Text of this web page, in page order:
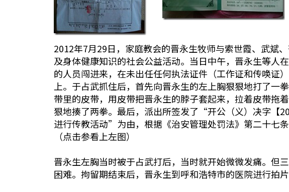
2012年7月29日，家庭教会的晋永生牧师与索世霞、武斌
及身体健康知识的社会公益活动。当日中午，晋永生等人
的人员闯进来，在未出任任何执法证件（工作证和传唤证
上。于占武抓住后，首先向晋永生的左上胸狠狠地打了
带里的皮带，用皮带把晋永生的脖子套起来，拉着皮带拖
狠地揍了两拳。最后，派出所签发了“开公（义）决字【
进行传教活动”为由，根据《治安管理处罚法》第二十七
（点击参看上左图）
晋永生左胸当时被于占武打后，当时就开始微微发痛。但
困难。拘留期结束后，晋永生到呼和浩特市的医院进行拍